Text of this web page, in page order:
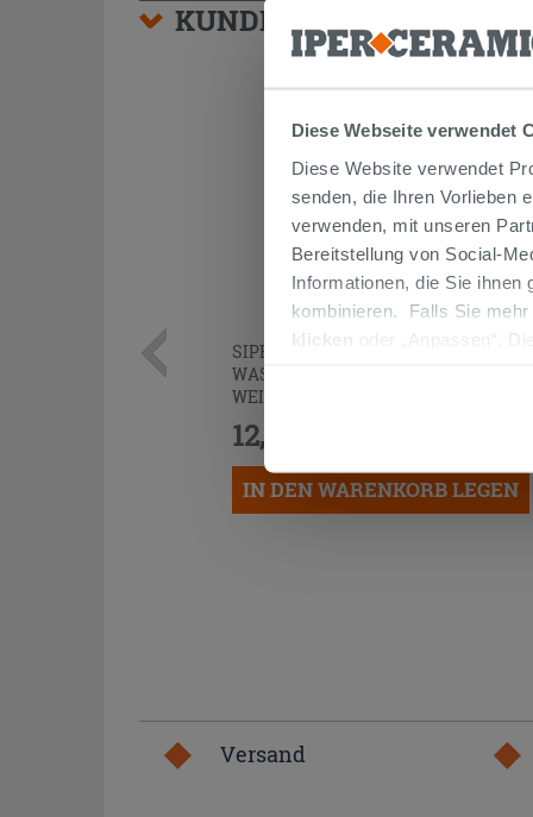
Diese Webseite verwendet
Diese Website verwendet
senden, die Ihren Vorlieben
verwenden, mit unseren
Bereitstellung von Social-
Informationen, die Sie ihnen
kombinieren. Falls Sie
klicken
oder „Anpassen“.
KUNDEN, DIE DIESEN
SIPHON
WASCHTISCH AUS POLYPROPYLEN
WEISS
12,90 €
IN DEN WARENKORB LEGEN
Versand